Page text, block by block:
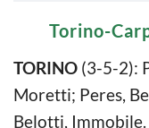
Torino-
TORINO (3-5-2):
Moretti; Peres,
Belotti,